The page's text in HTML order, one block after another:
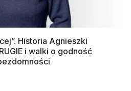
Historia Agnieszki
i walki o godność